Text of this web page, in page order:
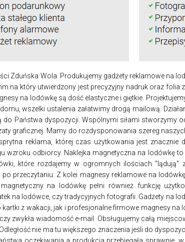
Zduńska Wola. Produkujemy gadżety reklamowe na
na który utwierdzony jest precyzyjny nadruk oraz folia
na lodówkę są dość elastyczne i giętkie.
wszelki ustalenia załatwimy drogą mailową.
Państwa dyspozycji. Wspólnymi siłami stworzymy
graficznej. Mamy do rozdysponowania szereg
reklama, której czas użytkowania jest
wzroku odbiorcy. Naklejka magnetyczna na lodówkę
które rozdajemy w ogromnych ilościach "lądują"
przeczytaniu. Z kolei magnesy reklamowe na
na lodówkę pełni również funkcję
na lodówce, czy tradycyjnych fotografii. Gadżety na
z wakacji, jak i profesjonalne firmowe magnesy
zwykła wiadomość e-mail. Obsługujemy całą
nie ma tu większego znaczenia jeśli do